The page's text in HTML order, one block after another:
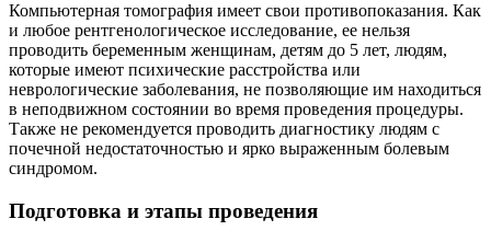
Компьютерная томография имеет свои противопоказания. Как
и любое рентгенологическое исследование, ее нельзя
проводить беременным женщинам, детям до 5 лет, людям,
которые имеют психические расстройства или
неврологические заболевания, не позволяющие им находиться
в неподвижном состоянии во время проведения процедуры.
Также не рекомендуется проводить диагностику людям с
почечной недостаточностью и ярко выраженным болевым
синдромом.
Подготовка и этапы проведения